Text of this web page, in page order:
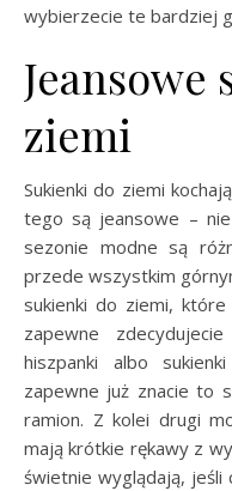
wybierzecie te bardziej
ziemi
Sukienki do ziemi
tego są jeansowe –
sezonie modne są
przede wszystkim
sukienki do ziemi,
zapewne
hiszpanki albo sukienki
zapewne już znacie to
ramion. Z kolei drugi
mają krótkie rękawy z
świetnie wyglądają, jeśli